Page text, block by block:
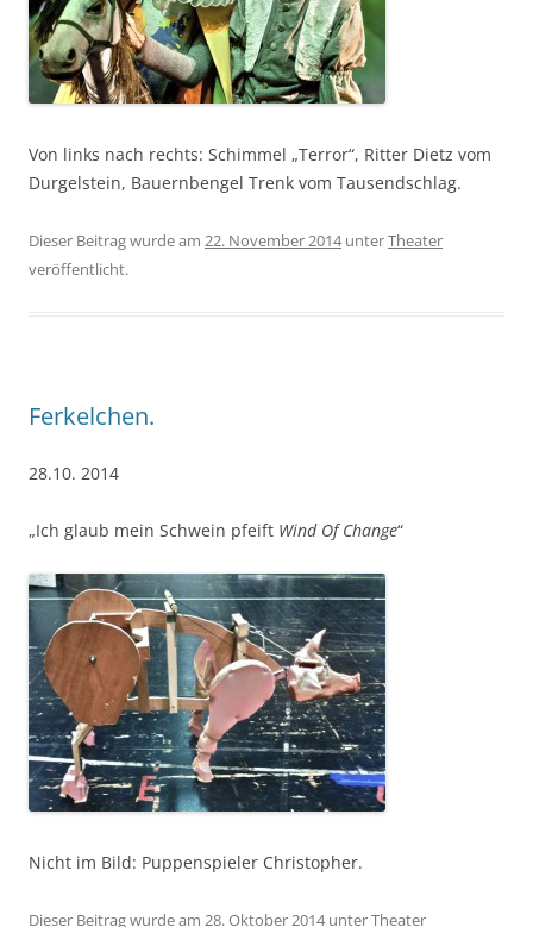
Von links nach rechts: Schimmel „Terror“, Ritter Dietz vom
Durgelstein, Bauernbengel Trenk vom Tausendschlag.
Dieser Beitrag wurde am 22. November 2014unterTheater
veröffentlicht.
Ferkelchen.
28.10. 2014
„Ich glaub mein Schwein pfeift Wind Of Change“
Nicht im Bild: Puppenspieler Christopher.
Dieser Beitrag wurde am 28. Oktober 2014unterTheater